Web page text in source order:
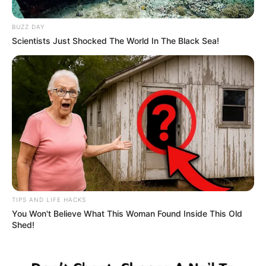
Ministerio de Educación
Programa “Puedo Estudiar” del Ministerio de Educación
Por:Paola Agredo Tapias
Julio 22, 2024
BUZZ DAY
Scientists Just Shocked The World In The Black Sea!
TIPS AND LIFE HACKS
You Won't Believe What This Woman Found Inside This Old
Shed!